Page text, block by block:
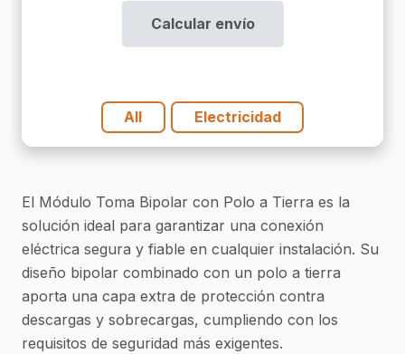
Calcular envío
All Electricidad
El Módulo Toma Bipolar con Polo a Tierra es la
solución ideal para garantizar una conexión
eléctrica segura y fiable en cualquier instalación. Su
diseño bipolar combinado con un polo a tierra
aporta una capa extra de protección contra
descargas y sobrecargas, cumpliendo con los
requisitos de seguridad más exigentes.